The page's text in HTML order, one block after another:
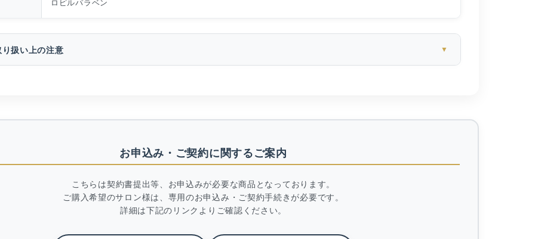
扱い上の注意
お申込み・ご契約に関するご案内
こちらは契約書提出等、お申込みが必要な商品となっております。
ご購入希望のサロン様は、専用のお申込み・ご契約手続きが必要です。
詳細は下記のリンクよりご確認ください。